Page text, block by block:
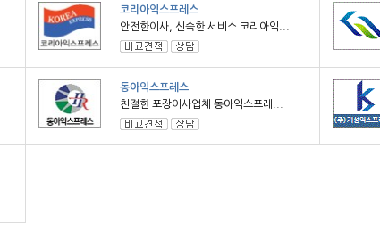
코리아익스프레스
안전한이사, 신속한 서비스 코리아익...
동아익스프레스
친절한 포장이사업체 동아익스프레...